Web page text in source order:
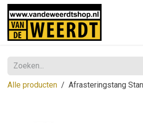
Overslaan naar inhoud
Alle producten Afrasteringstang